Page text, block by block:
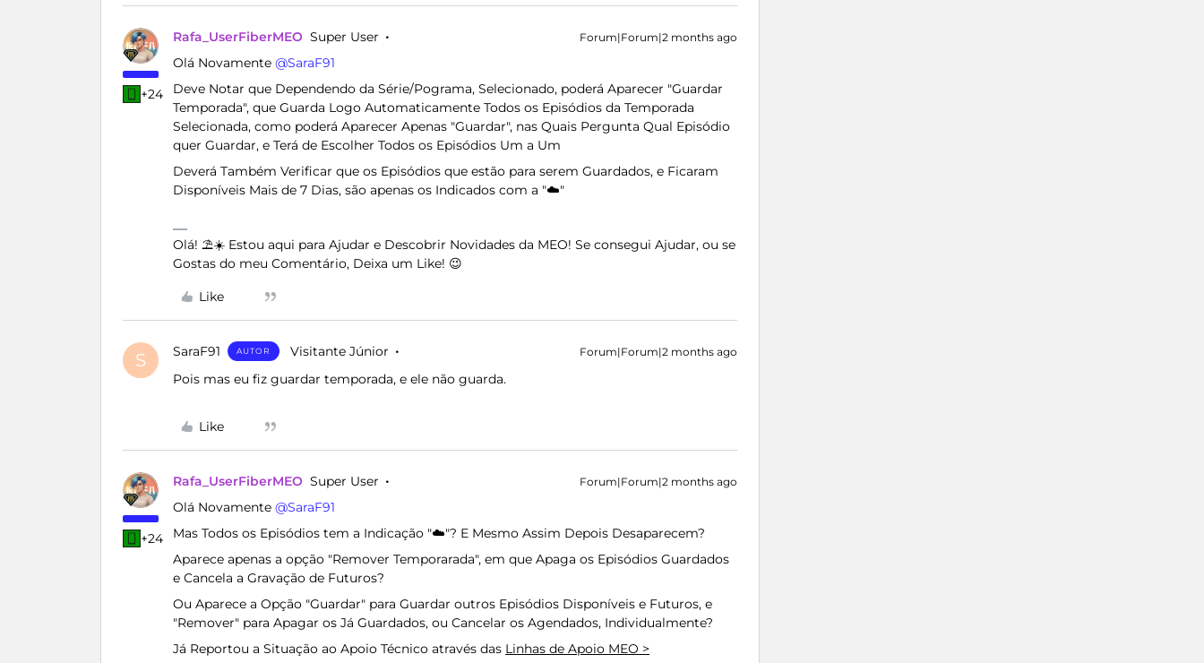
+24
Rafa_UserFiberMEO Super User Forum|Forum|2 months ago
Olá Novamente ​ @SaraF91
Deve Notar que Dependendo da Série/Pograma, Selecionado, poderá Aparecer "Guardar
Temporada", que Guarda Logo Automaticamente Todos os Episódios da Temporada
Selecionada, como poderá Aparecer Apenas "Guardar", nas Quais Pergunta Qual Episódio
quer Guardar, e Terá de Escolher Todos os Episódios Um a Um
Deverá Também Verificar que os Episódios que estão para serem Guardados, e Ficaram
Disponíveis Mais de 7 Dias, são apenas os Indicados com a "☁️"
Olá! ⛱️☀️ Estou aqui para Ajudar e Descobrir Novidades da MEO! Se consegui Ajudar, ou se
Gostas do meu Comentário, Deixa um Like! 😉
Like
S SaraF91 AUTOR Visitante Júnior Forum|Forum|2 months ago
Pois mas eu fiz guardar temporada, e ele não guarda.
Like
+24
Rafa_UserFiberMEO Super User Forum|Forum|2 months ago
Olá Novamente ​ @SaraF91
Mas Todos os Episódios tem a Indicação "☁️"? E Mesmo Assim Depois Desaparecem?
Aparece apenas a opção "Remover Temporarada", em que Apaga os Episódios Guardados
e Cancela a Gravação de Futuros?
Ou Aparece a Opção "Guardar" para Guardar outros Episódios Disponíveis e Futuros, e
"Remover" para Apagar os Já Guardados, ou Cancelar os Agendados, Individualmente?
Já Reportou a Situação ao Apoio Técnico através das Linhas de Apoio MEO >